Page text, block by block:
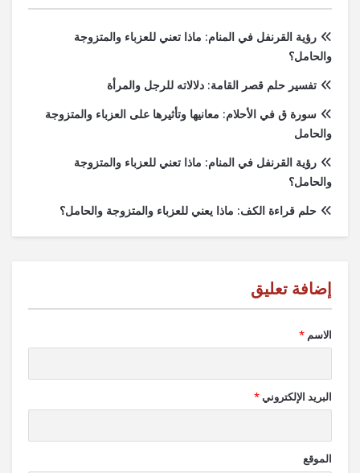
رؤية القرنفل في المنام: ماذا تعني للعزباء والمتزوجة
والحامل؟
تفسير حلم قصر القامة: دلالاته للرجل والمرأة
سورة ق في الأحلام: معانيها وتأثيرها على العزباء والمتزوجة
والحامل
رؤية القرنفل في المنام: ماذا تعني للعزباء والمتزوجة
والحامل؟
حلم قراءة الكف: ماذا يعني للعزباء والمتزوجة والحامل؟
الاسم *
البريد الإلكتروني*
الموقع